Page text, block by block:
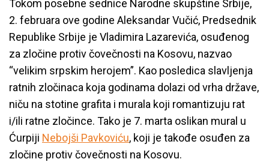
Tokom posebne sednice Narodne skupštine Srbije,
2. februara ove godine Aleksandar Vučić, Predsednik
Republike Srbije je Vladimira Lazarevića, osuđenog
za zločine protiv čovečnosti na Kosovu, nazvao
“velikim srpskim herojem”. Kao posledica slavljenja
ratnih zločinaca koja godinama dolazi od vrha države,
niču na stotine grafita i murala koji romantizuju rat
i/ili ratne zločince. Tako je 7. marta oslikan mural u
Ćurpiji Nebojši Pavkoviću, koji je takođe osuđen za
zločine protiv čovečnosti na Kosovu.